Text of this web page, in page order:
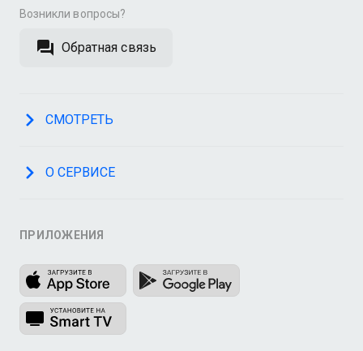
Возникли вопросы?
Обратная связь
СМОТРЕТЬ
О СЕРВИСЕ
ПРИЛОЖЕНИЯ